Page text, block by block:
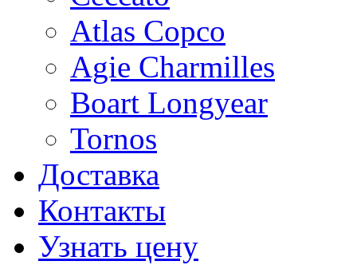
Atlas Copco
Agie Charmilles
Boart Longyear
Tornos
Доставка
Контакты
Узнать цену